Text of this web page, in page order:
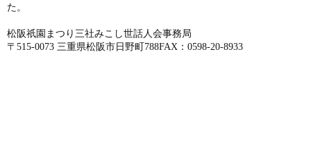
た。
松阪祇園まつり三社みこし世話人会事務局
〒515-0073 三重県松阪市日野町788FAX：0598-20-8933